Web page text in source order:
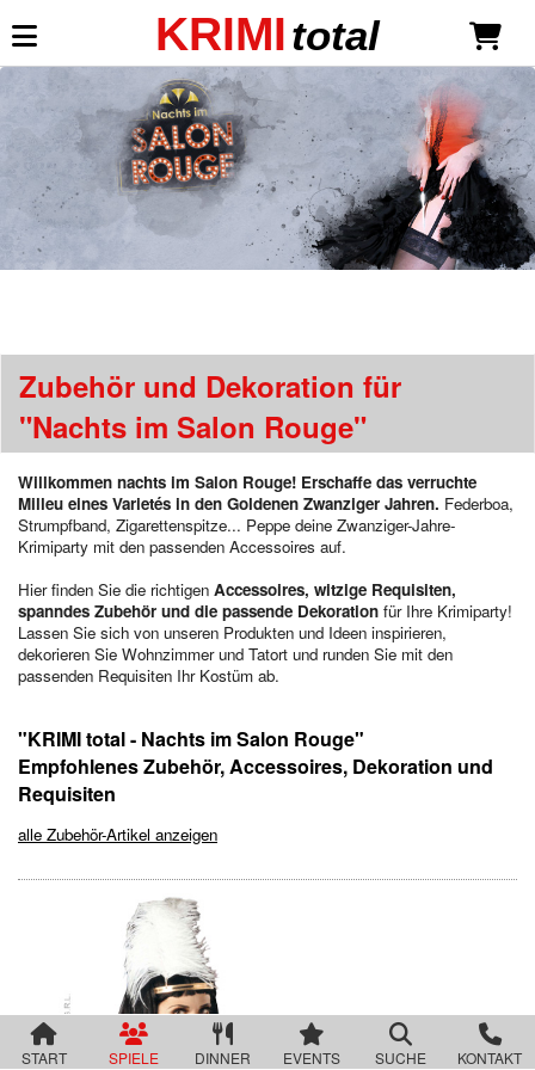
START SPIELE DINNER EVENTS SUCHE KONTAKT
Mein KRIMI total
Anmelden
Neu registrieren
Krimispiele
Liste der Mottos / Themen
Unsere Krimidinner Neuheiten
Die Seele des Mammuttals
Krimispiele für Erwachsene
Der Duft des Mordes
Im Schatten der Premiere
Jenseits der Schönheit
Der Mythos der Familie
Der verfluchte Schatz der Piraten
Die Party der Intrigen
Die Legende der Sturmklinge
Das Geheimnis der Burg Wolfsklamm
Die Pracht der Vampire
Der Hanf des Verderbens
Zum Geier mit dem Mord
Die Yacht der Macht
Das Feuer der Diamanten
Des Alters fette Beute
Der Fall einer Lady
Die Rückkehr des Dr. Danger
Das letzte Festmahl des Pharaos
Krimispiele für Jugendliche
Das Gift der Rivalen
KRIMItotal
Zubehör und Dekoration für
"Nachts im Salon Rouge"
Willkommen nachts im Salon Rouge! Erschaffe das verruchte
Milleu eines Varietés in den Goldenen Zwanziger Jahren. Federboa,
Strumpfband, Zigarettenspitze... Peppe deine Zwanziger-Jahre-
Krimiparty mit den passenden Accessoires auf.
Hier finden Sie die richtigen Accessoires, witzige Requisiten,
spanndes Zubehör und die passende Dekoration für Ihre Krimiparty!
Lassen Sie sich von unseren Produkten und Ideen inspirieren,
dekorieren Sie Wohnzimmer und Tatort und runden Sie mit den
passenden Requisiten Ihr Kostüm ab.
"KRIMI total - Nachts im Salon Rouge"
Empfohlenes Zubehör, Accessoires, Dekoration und
Requisiten
alle Zubehör-Artikel anzeigen